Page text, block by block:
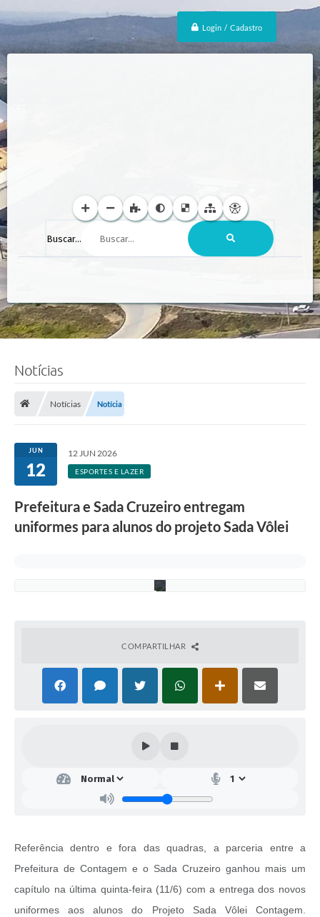
Login / Cadastro
Buscar...
Notícias
Notícias Notícia
JUN
12
12 JUN 2026
ESPORTES E LAZER
Prefeitura e Sada Cruzeiro entregam
uniformes para alunos do projeto Sada Vôlei
i
a
COMPARTILHAR
Referência dentro e fora das quadras, a parceria entre a
Prefeitura de Contagem e o Sada Cruzeiro ganhou mais um
capítulo na última quinta-feira (11/6) com a entrega dos novos
uniformes aos alunos do Projeto Sada Vôlei Contagem.